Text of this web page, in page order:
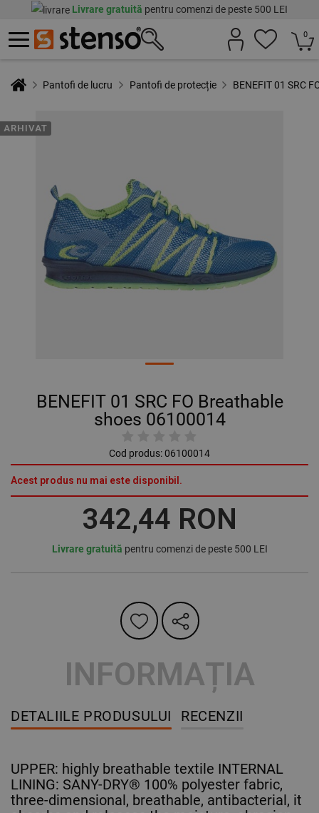
Livrare gratuită pentru comenzi de peste 500 LEI
0
Pantofi de lucru Pantofi de protecție BENEFIT 01 SRC
ARHIVAT
BENEFIT 01 SRC FO Breathable
shoes 06100014
Cod produs:06100014
Acest produs nu mai este disponibil.
342,44 RON
Livrare gratuită pentru comenzi de peste 500 LEI
INFORMAȚIA
DETALIILE PRODUSULUI RECENZII
UPPER: highly breathable textile INTERNAL
LINING: SANY-DRY® 100% polyester fabric,
three-dimensional, breathable, antibacterial, it